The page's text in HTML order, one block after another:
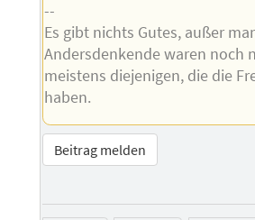
--
Es gibt nichts Gutes, außer
Andersdenkende waren noch
meistens diejenigen, die die
haben.
Beitrag melden